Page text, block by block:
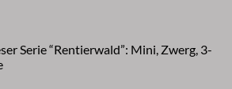
Serie “Rentierwald”: Mini, Zwerg, 3-